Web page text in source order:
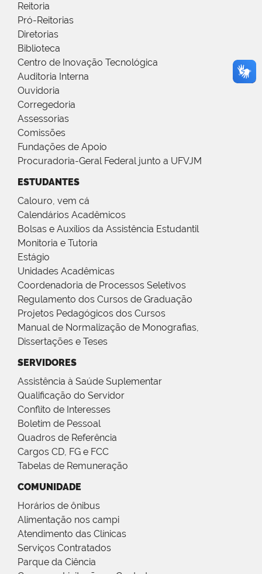
Reitoria
Pró-Reitorias
Diretorias
Biblioteca
Centro de Inovação Tecnológica
Auditoria Interna
Ouvidoria
Corregedoria
Assessorias
Comissões
Fundações de Apoio
Procuradoria-Geral Federal junto a UFVJM
ESTUDANTES
Calouro, vem cá
Calendários Acadêmicos
Bolsas e Auxílios da Assistência Estudantil
Monitoria e Tutoria
Estágio
Unidades Acadêmicas
Coordenadoria de Processos Seletivos
Regulamento dos Cursos de Graduação
Projetos Pedagógicos dos Cursos
Manual de Normalização de Monografias,
Dissertações e Teses
SERVIDORES
Assistência à Saúde Suplementar
Qualificação do Servidor
Conflito de Interesses
Boletim de Pessoal
Quadros de Referência
Cargos CD, FG e FCC
Tabelas de Remuneração
COMUNIDADE
Horários de ônibus
Alimentação nos campi
Atendimento das Clínicas
Serviços Contratados
Parque da Ciência